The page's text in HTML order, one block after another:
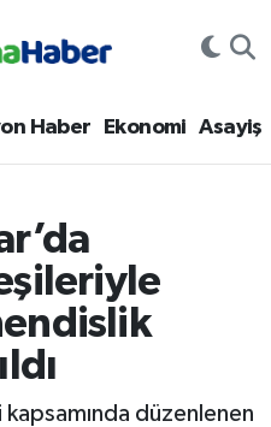
Haber Ekonomi Asayiş
düzenlenen
Eczaneler
Haritası
ve Fikstür